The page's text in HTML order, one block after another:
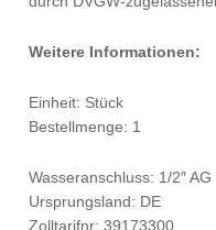
Weitere Informationen:
Einheit: Stück
Bestellmenge: 1
Wasseranschluss: 1/2″ AG
Ursprungsland: DE
Zolltarifnr: 39173300